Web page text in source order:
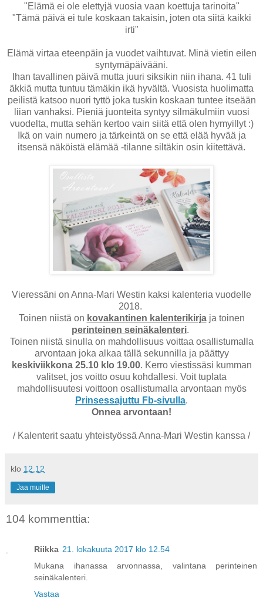
"Elämä ei ole elettyjä vuosia vaan koettuja tarinoita"
"Tämä päivä ei tule koskaan takaisin, joten ota siitä kaikki
irti"
Elämä virtaa eteenpäin ja vuodet vaihtuvat. Minä vietin eilen
syntymäpäivääni.
Ihan tavallinen päivä mutta juuri siksikin niin ihana. 41 tuli
äkkiä mutta tuntuu tämäkin ikä hyvältä. Vuosista huolimatta
peilistä katsoo nuori tyttö joka tuskin koskaan tuntee itseään
liian vanhaksi. Pieniä juonteita syntyy silmäkulmiin vuosi
vuodelta, mutta sehän kertoo vain siitä että olen hymyillyt :)
Ikä on vain numero ja tärkeintä on se että elää hyvää ja
itsensä näköistä elämää -tilanne siltäkin osin kiitettävä.
Vieressäni on Anna-Mari Westin kaksi kalenteria vuodelle
2018.
Toinen niistä on kovakantinen kalenterikirjaja toinen
perinteinen seinäkalenteri.
Toinen niistä sinulla on mahdollisuus voittaa osallistumalla
arvontaan joka alkaa tällä sekunnilla ja päättyy
keskiviikkona 25.10 klo 19.00. Kerro viestissäsi kumman
valitset, jos voitto osuu kohdallesi. Voit tuplata
mahdollisuutesi voittoon osallistumalla arvontaan myös
Prinsessajuttu Fb-sivulla.
Onnea arvontaan!
/ Kalenterit saatu yhteistyössä Anna-Mari Westin kanssa /
klo 12.12
Jaa muille
104 kommenttia:
Riikka 21. lokakuuta 2017 klo 12.54
Mukana ihanassa arvonnassa, valintana perinteinen
seinäkalenteri.
Vastaa